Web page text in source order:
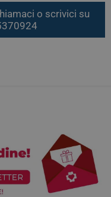
o scrivici su